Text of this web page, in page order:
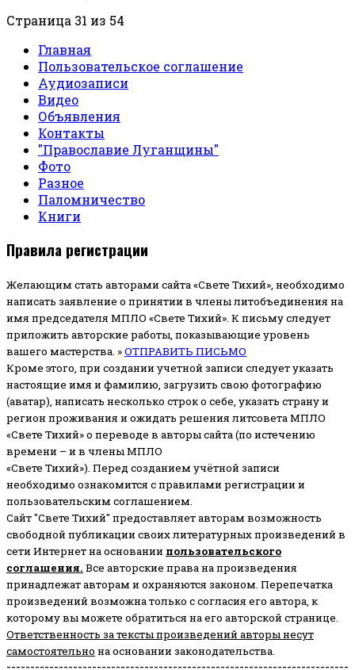
Страница 31 из 54
Главная
Пользовательское соглашение
Аудиозаписи
Видео
Объявления
Контакты
"Православие Луганщины"
Фото
Разное
Паломничество
Книги
Правила регистрации
Желающим стать авторами сайта «Свете Тихий», необходимо
написать заявление о принятии в члены литобъединения на
имя председателя МПЛО «Свете Тихий». К письму следует
приложить авторские работы, показывающие уровень
вашего мастерства. »ОТПРАВИТЬ ПИСЬМО
Кроме этого, при создании учетной записи следует указать
настоящие имя и фамилию, загрузить свою фотографию
(аватар), написать несколько строк о себе, указать страну и
регион проживания и ожидать решения литсовета МПЛО
«Свете Тихий» о переводе в авторы сайта (по истечению
времени – и в члены МПЛО
«Свете Тихий»). Перед созданием учётной записи
необходимо ознакомится с правилами регистрации и
пользовательским соглашением.
Сайт "Свете Тихий" предоставляет авторам возможность
свободной публикации своих литературных произведений в
сети Интернет на основании пользовательского
соглашения. Все авторские права на произведения
принадлежат авторам и охраняются законом. Перепечатка
произведений возможна только с согласия его автора, к
которому вы можете обратиться на его авторской странице.
Ответственность за тексты произведений авторы несут
самостоятельно на основании законодательства.
------------------------------------------------------------------------